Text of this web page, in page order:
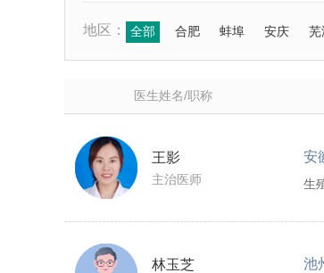
地区： 全部 合肥 蚌埠 安庆 芜
医生姓名/职称
王影
主治医师
安
生
林玉芝 池